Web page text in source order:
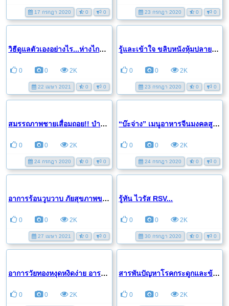
17 กรกฎา 2020 0 0 23 กรกฎา 2020 0 0
วิธีดูแลตัวเองอย่างไร...ห่างไกลโรคกระดูกพรุน โรงพยาบาลนนทเวช
0 0 2K
22 เมษา 2021 0 0
รู้และเข้าใจ ขลิบหนังหุ้มปลายอวัยวะเพศเด็ก...
0 0 2K
23 กรกฎา 2020 0 0
สมรรถภาพชายเสื่อมถอย!! บำรุงร่างกาย ด้วยสมุนไพรจินเซง มิกซ์
0 0 2K
24 กรกฎา 2020 0 0
“บ๊ะจ่าง” เมนูอาหารจีนมงคลสูตรทำง่าย ๆ ด้วยหม้อหุงข้าว Sharp
0 0 2K
24 กรกฎา 2020 0 0
อาการร้อนวูบวาบ ภัยสุขภาพของสตรีวัยทอง...
0 0 2K
27 เมษา 2021 0 0
รู้ทัน ไวรัส RSV...
0 0 2K
30 กรกฎา 2020 0 0
อาการวัยทองหงุดหงิดง่าย อารมณ์แปรปรวน แก้ด้วยตังกุย มิกซ์
0 0 2K
สารพันปัญหาโรคกระดูกและข้อ ในผู้สูงอายุ
0 0 2K